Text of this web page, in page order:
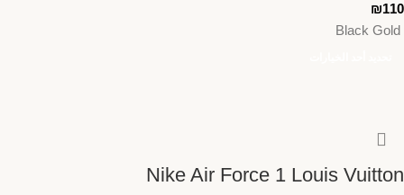
₪110
Black Gold
Nike Air Force 1 Louis Vuitton